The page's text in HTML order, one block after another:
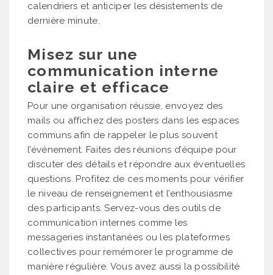
calendriers et anticiper les désistements de
dernière minute.
Misez sur une
communication interne
claire et efficace
Pour une organisation réussie, envoyez des
mails ou affichez des posters dans les espaces
communs afin de rappeler le plus souvent
l’événement. Faites des réunions d’équipe pour
discuter des détails et répondre aux éventuelles
questions. Profitez de ces moments pour vérifier
le niveau de renseignement et l’enthousiasme
des participants. Servez-vous des outils de
communication internes comme les
messageries instantanées ou les plateformes
collectives pour remémorer le programme de
manière régulière. Vous avez aussi la possibilité